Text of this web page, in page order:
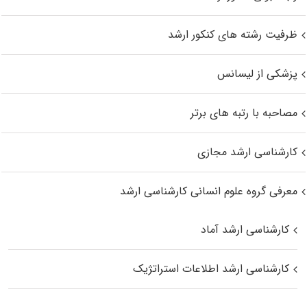
ظرفیت رشته های کنکور ارشد
پزشکی از لیسانس
مصاحبه با رتبه های برتر
کارشناسی ارشد مجازی
معرفی گروه علوم انسانی کارشناسی ارشد
کارشناسی ارشد آماد
کارشناسی ارشد اطلاعات استراتژیک